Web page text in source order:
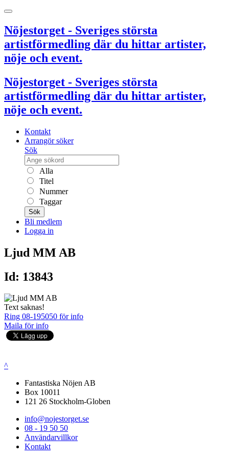
Nöjestorget - Sveriges största
artistförmedling där du hittar artister,
nöje och event.
Nöjestorget - Sveriges största
artistförmedling där du hittar artister,
nöje och event.
Kontakt
Arrangör söker
Sök
Alla
Titel
Nummer
Taggar
Sök
Bli medlem
Logga in
Ljud MM AB
Id: 13843
Text saknas!
Ring 08-195050 för info
Maila för info
^
Fantastiska Nöjen AB
Box 10011
121 26 Stockholm-Globen
info@nojestorget.se
08 - 19 50 50
Användarvillkor
Kontakt